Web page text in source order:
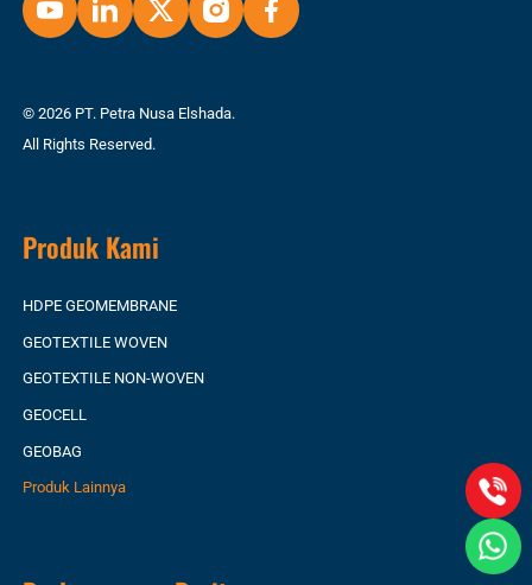
© 2026 PT. Petra Nusa Elshada.
All Rights Reserved.
Produk Kami
HDPE GEOMEMBRANE
GEOTEXTILE WOVEN
GEOTEXTILE NON-WOVEN
GEOCELL
GEOBAG
Produk Lainnya